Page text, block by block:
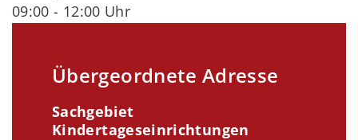
09:00 - 12:00 Uhr
Übergeordnete Adresse
Sachgebiet
Kindertageseinrichtungen